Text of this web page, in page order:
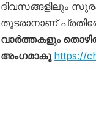
ദിവസങ്ങളിലും
തുടരാനാണ്
വാർത്തകളും
അംഗമാകൂ https://